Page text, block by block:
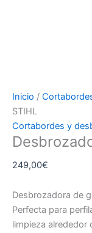
Inicio /
STIHL
Cortabordes y
249,00€
Desbrozadora de
Perfecta para
limpieza alrededor